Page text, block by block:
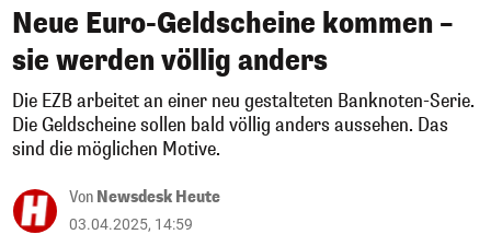
Neue Euro-Geldscheine kommen –
sie werden völlig anders
Die EZB arbeitet an einer neu gestalteten Banknoten-Serie.
Die Geldscheine sollen bald völlig anders aussehen. Das
sind die möglichen Motive.
Von Newsdesk Heute
03.04.2025, 14:59